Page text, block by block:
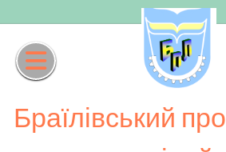
to
content
Браїлівський